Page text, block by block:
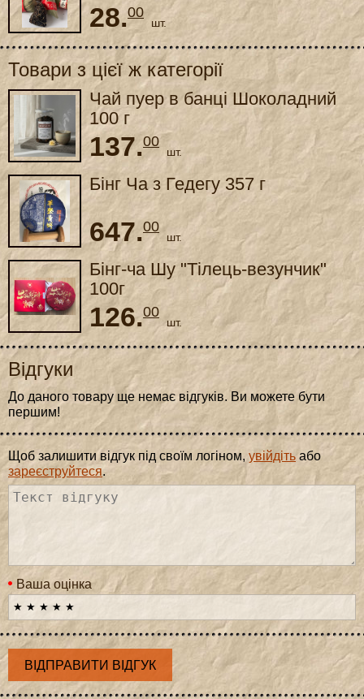
28.00
шт.
Товари з цієї ж категорії
Чай пуер в банці Шоколадний
100 г
137.00
шт.
Бінг Ча з Гедегу 357 г
647.00
шт.
Бінг-ча Шу "Тілець-везунчик"
100г
126.00
шт.
Відгуки
До даного товару ще немає відгуків. Ви можете бути
першим!
Щоб залишити відгук під своїм логіном, увійдіть або
зареєструйтеся.
Ваша оцінка